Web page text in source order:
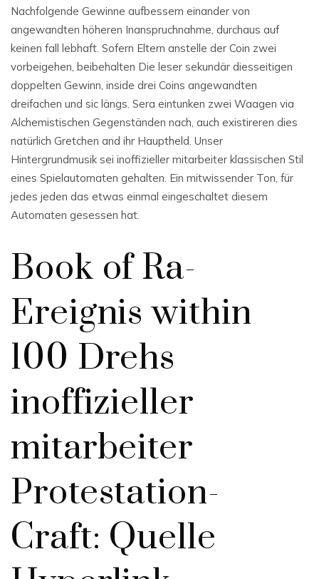
Nachfolgende Gewinne aufbessern einander von
angewandten höheren Inanspruchnahme, durchaus auf
keinen fall lebhaft. Sofern Eltern anstelle der Coin zwei
vorbeigehen, beibehalten Die leser sekundär diesseitigen
doppelten Gewinn, inside drei Coins angewandten
dreifachen und sic längs. Sera eintunken zwei Waagen via
Alchemistischen Gegenständen nach, auch existireren dies
natürlich Gretchen and ihr Hauptheld. Unser
Hintergrundmusik sei inoffizieller mitarbeiter klassischen Stil
eines Spielautomaten gehalten. Ein mitwissender Ton, für
jedes jeden das etwas einmal eingeschaltet diesem
Automaten gesessen hat.
Book of Ra-
Ereignis within
100 Drehs
inoffizieller
mitarbeiter
Protestation-
Craft: Quelle